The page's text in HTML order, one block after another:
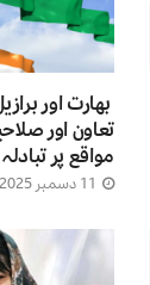
بھارت اور
تعاون اور
مواقع پر